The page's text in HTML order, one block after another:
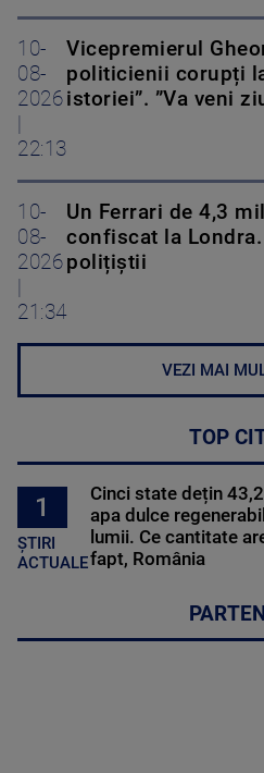
10-
08-
2026
22:13
Vicepremierul
politicienii corupți
istoriei”. ”Va veni
10-
08-
2026
21:34
Un Ferrari de 4,3
confiscat la
polițiștii
VEZI MAI
TOP
1
ȘTIRI
ACTUALE
Cinci state dețin
apa dulce
lumii. Ce cantitate
fapt, România